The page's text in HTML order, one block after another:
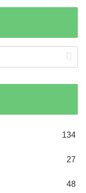
134
27
48